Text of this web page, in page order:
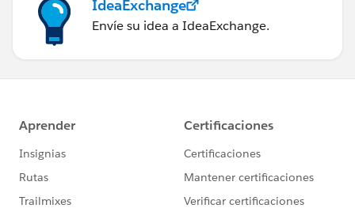
IdeaExchange
Envíe su idea a IdeaExchange.